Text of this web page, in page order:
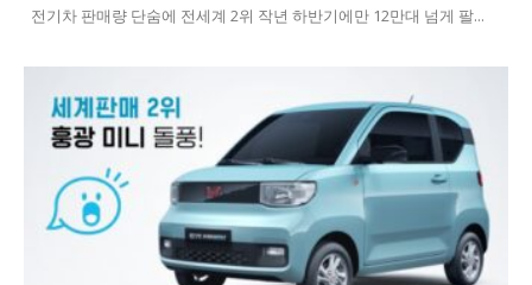
전기차 판매량 단숨에 전세계 2위 작년 하반기에만 12만대 넘게 팔...